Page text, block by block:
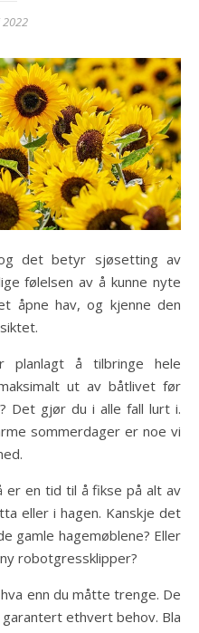
følelsen av å kunne nyte
åpne hav, og kjenne den
planlagt å tilbringe hele
ut av båtlivet før
Det gjør du i alle fall lurt i.
sommerdager er noe vi
er en tid til å fikse på alt av
eller i hagen. Kanskje det
gamle hagemøblene? Eller
robotgressklipper?
enn du måtte trenge. De
ethvert behov. Bla